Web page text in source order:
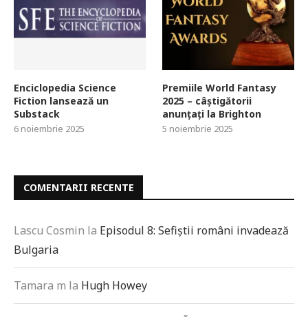
Enciclopedia Science
Fiction lansează un
Substack
6 noiembrie 2025
Premiile World Fantasy
2025 – câștigătorii
anunțați la Brighton
5 noiembrie 2025
COMENTARII RECENTE
Lascu Cosmin la Episodul 8: Sefiștii români invadează
Bulgaria
Tamara m la Hugh Howey